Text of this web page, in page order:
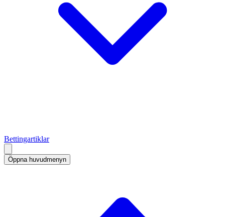
Bettingartiklar
Öppna huvudmenyn